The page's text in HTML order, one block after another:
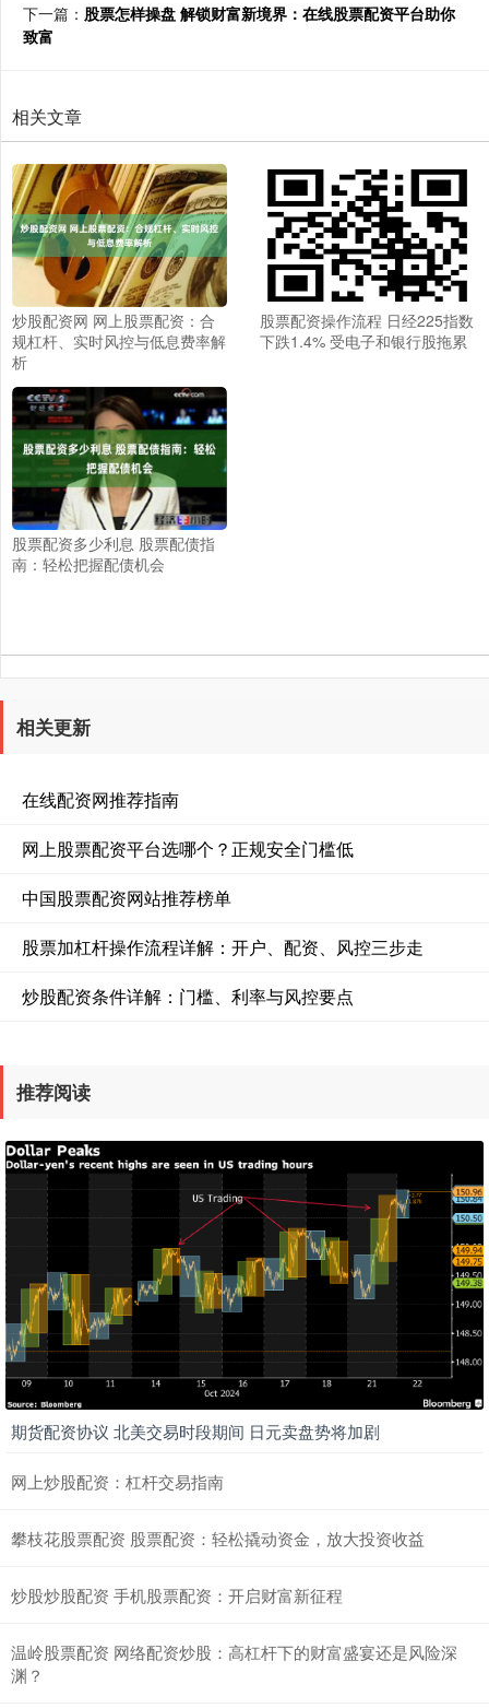
下一篇： 股票怎样操盘 解锁财富新境界：在线股票配资平台助你
致富
相关文章
炒股配资网 网上股票配资：合
规杠杆、实时风控与低息费率解
析
股票配资操作流程 日经225指数
下跌1.4% 受电子和银行股拖累
股票配资多少利息 股票配债指
南：轻松把握配债机会
相关更新
在线配资网推荐指南
网上股票配资平台选哪个？正规安全门槛低
中国股票配资网站推荐榜单
股票加杠杆操作流程详解：开户、配资、风控三步走
炒股配资条件详解：门槛、利率与风控要点
推荐阅读
期货配资协议 北美交易时段期间 日元卖盘势将加剧
网上炒股配资：杠杆交易指南
攀枝花股票配资 股票配资：轻松撬动资金，放大投资收益
炒股炒股配资 手机股票配资：开启财富新征程
温岭股票配资 网络配资炒股：高杠杆下的财富盛宴还是风险深
渊？